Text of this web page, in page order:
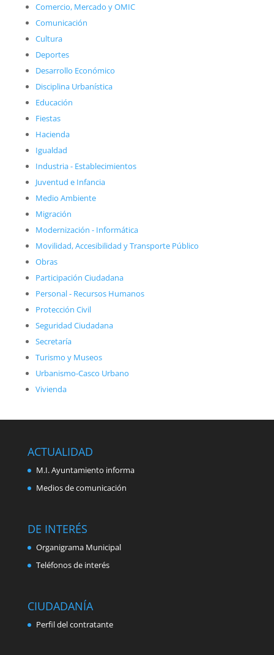
Comercio, Mercado y OMIC
Comunicación
Cultura
Deportes
Desarrollo Económico
Disciplina Urbanística
Educación
Fiestas
Hacienda
Igualdad
Industria - Establecimientos
Juventud e Infancia
Medio Ambiente
Migración
Modernización - Informática
Movilidad, Accesibilidad y Transporte Público
Obras
Participación Ciudadana
Personal - Recursos Humanos
Protección Civil
Seguridad Ciudadana
Secretaría
Turismo y Museos
Urbanismo-Casco Urbano
Vivienda
ACTUALIDAD
M.I. Ayuntamiento informa
Medios de comunicación
DE INTERÉS
Organigrama Municipal
Teléfonos de interés
CIUDADANÍA
Perfil del contratante